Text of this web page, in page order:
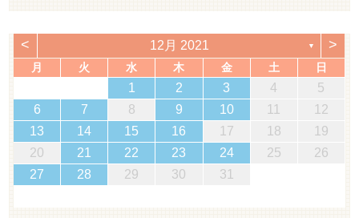
< 12月 2021 ▼ >
月 火 水 木 金 土 日
1 2 3 4
5
6
7 8 9 10 11
12
13
14 15 16 17 18
19
20
21 22 23 24 25
26
27
28 29 30 31